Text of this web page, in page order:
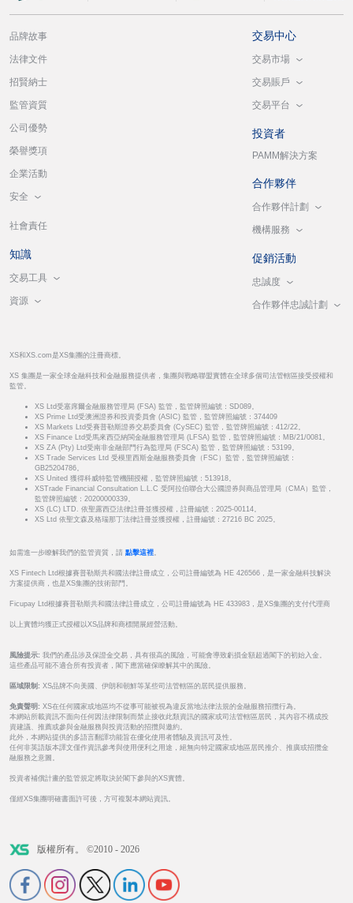
品牌故事
法律文件
招賢納士
監管資質
公司優勢
榮譽獎項
企業活動
安全
社會責任
知識
交易工具
資源
交易中心
交易市場
交易賬戶
交易平台
投資者
PAMM解決方案
合作夥伴
合作夥伴計劃
機構服務
促銷活動
忠誠度
合作夥伴忠誠計劃
XS和XS.com是XS集團的注冊商標。
XS 集團是一家全球金融科技和金融服務提供者，集團與戰略聯盟實體在全球多個司法管轄區接受授權和
監管。
XS Ltd受塞席爾金融服務管理局 (FSA) 監管，監管牌照編號：SD089。
XS Prime Ltd受澳洲證券和投資委員會 (ASIC) 監管，監管牌照編號：374409
XS Markets Ltd受賽普勒斯證券交易委員會 (CySEC) 監管，監管牌照編號：412/22。
XS Finance Ltd受馬來西亞納閩金融服務管理局 (LFSA) 監管，監管牌照編號：MB/21/0081。
XS ZA (Pty) Ltd受南非金融部門行為監理局 (FSCA) 監管，監管牌照編號：53199。
XS Trade Services Ltd 受模里西斯金融服務委員會（FSC）監管，監管牌照編號：
GB25204786。
XS United 獲得科威特監管機關授權，監管牌照編號：513918。
XSTrade Financial Consultation L.L.C 受阿拉伯聯合大公國證券與商品管理局（CMA）監管，
監管牌照編號：20200000339。
XS (LC) LTD. 依聖露西亞法律註冊並獲授權，註冊編號：2025-00114。
XS Ltd 依聖文森及格瑞那丁法律註冊並獲授權，註冊編號：27216 BC 2025。
如需進一步瞭解我們的監管資質，請 點擊這裡。
XS Fintech Ltd根據賽普勒斯共和國法律註冊成立，公司註冊編號為 HE 426566，是一家金融科技解決
方案提供商，也是XS集團的技術部門。
Ficupay Ltd根據賽普勒斯共和國法律註冊成立，公司註冊編號為 HE 433983，是XS集團的支付代理商
以上實體均獲正式授權以XS品牌和商標開展經營活動。
風險提示: 我們的產品涉及保證金交易，具有很高的風險，可能會導致虧損金額超過閣下的初始入金。
這些產品可能不適合所有投資者，閣下應當確保瞭解其中的風險。
區域限制: XS品牌不向美國、伊朗和朝鮮等某些司法管轄區的居民提供服務。
免責聲明: XS在任何國家或地區均不從事可能被視為違反當地法律法規的金融服務招攬行為。
本網站所載資訊不面向任何因法律限制而禁止接收此類資訊的國家或司法管轄區居民，其內容不構成投
資建議、推薦或參與金融服務與投資活動的招攬與邀約。
此外，本網站提供的多語言翻譯功能旨在優化使用者體驗及資訊可及性。
任何非英語版本譯文僅作資訊參考與使用便利之用途，絕無向特定國家或地區居民推介、推廣或招攬金
融服務之意圖。
投資者補償計畫的監管規定將取決於閣下參與的XS實體。
僅經XS集團明確書面許可後，方可複製本網站資訊。
版權所有。 ©2010 - 2026